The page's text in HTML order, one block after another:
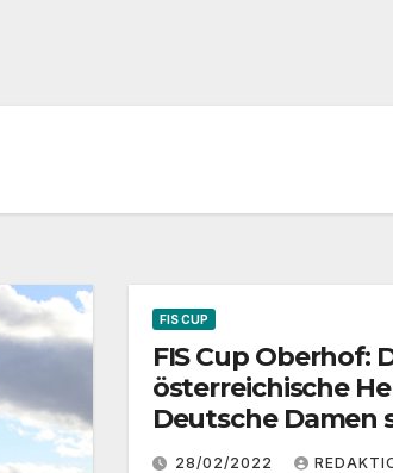
FIS CUP
FIS Cup Oberhof:
österreichische
Deutsche Damen
28/02/2022